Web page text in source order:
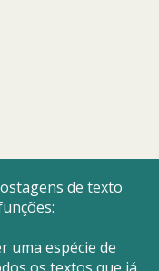
de texto
uma espécie de